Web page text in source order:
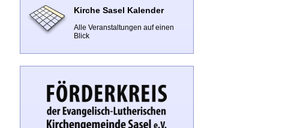
Kirche Sasel Kalender
Alle Veranstaltungen auf einen
Blick